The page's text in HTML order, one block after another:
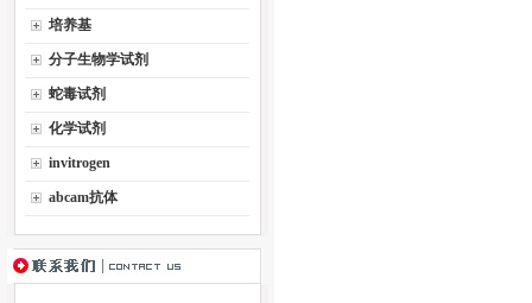
培养基
分子生物学试剂
蛇毒试剂
化学试剂
invitrogen
abcam抗体